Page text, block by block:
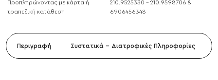
Προπληρώνοντας με κάρτα ή
τραπεζική κατάθεση
210.9525330 - 210.9598706 &
6906456348
Περιγραφή Συστατικά - Διατροφικές Πληροφορίες